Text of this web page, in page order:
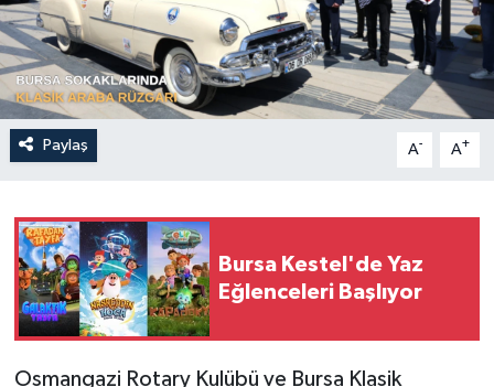
Paylaş A- A+
Bursa Kestel'de Yaz
Eğlenceleri Başlıyor
Osmangazi Rotary Kulübü ve Bursa Klasik